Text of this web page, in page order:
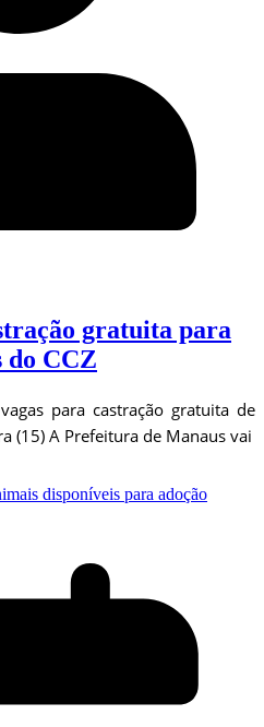
gratuita para
do CCZ
para castração gratuita de
(15) A Prefeitura de Manaus vai